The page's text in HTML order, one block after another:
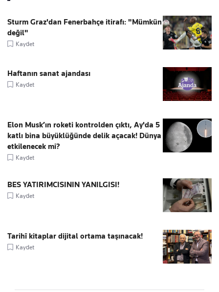
Sturm Graz'dan Fenerbahçe itirafı: "Mümkün
değil"
Kaydet
Haftanın sanat ajandası
Kaydet
Elon Musk’ın roketi kontrolden çıktı, Ay'da 5
katlı bina büyüklüğünde delik açacak! Dünya
etkilenecek mi?
Kaydet
BES YATIRIMCISININ YANILGISI!
Kaydet
Tarihî kitaplar dijital ortama taşınacak!
Kaydet